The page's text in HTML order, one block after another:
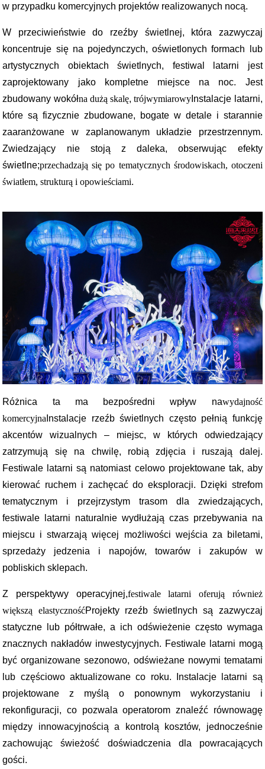
w przypadku komercyjnych projektów realizowanych nocą.
W przeciwieństwie do rzeźby świetlnej, która zazwyczaj
koncentruje się na pojedynczych, oświetlonych formach lub
artystycznych obiektach świetlnych, festiwal latarni jest
zaprojektowany jako kompletne miejsce na noc. Jest
zbudowany wokółna dużą skalę,trójwymiarowy Instalacje latarni,
które są fizycznie zbudowane, bogate w detale i starannie
zaaranżowane w zaplanowanym układzie przestrzennym.
Zwiedzający nie stoją z daleka, obserwując efekty
świetlne;przechadzają się po tematycznych środowiskach, otoczeni
światłem, strukturą i opowieściami.
Różnica ta ma bezpośredni wpływ nawydajność
komercyjna Instalacje rzeźb świetlnych często pełnią funkcję
akcentów wizualnych – miejsc, w których odwiedzający
zatrzymują się na chwilę, robią zdjęcia i ruszają dalej.
Festiwale latarni są natomiast celowo projektowane tak, aby
kierować ruchem i zachęcać do eksploracji. Dzięki strefom
tematycznym i przejrzystym trasom dla zwiedzających,
festiwale latarni naturalnie wydłużają czas przebywania na
miejscu i stwarzają więcej możliwości wejścia za biletami,
sprzedaży jedzenia i napojów, towarów i zakupów w
pobliskich sklepach.
Z perspektywy operacyjnej,festiwale latarni oferują również
większą elastycznośćProjekty rzeźb świetlnych są zazwyczaj
statyczne lub półtrwałe, a ich odświeżenie często wymaga
znacznych nakładów inwestycyjnych. Festiwale latarni mogą
być organizowane sezonowo, odświeżane nowymi tematami
lub częściowo aktualizowane co roku. Instalacje latarni są
projektowane z myślą o ponownym wykorzystaniu i
rekonfiguracji, co pozwala operatorom znaleźć równowagę
między innowacyjnością a kontrolą kosztów, jednocześnie
zachowując świeżość doświadczenia dla powracających
gości.